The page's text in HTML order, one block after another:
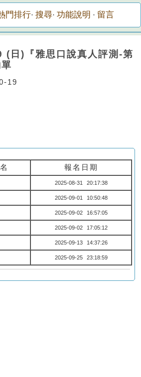
門排行· 搜尋· 功能說明 · 留言
(日)『雅思口說真人評測-第
19
報名日期
2025-08-31 20:17:38
2025-09-01 10:50:48
2025-09-02 16:57:05
2025-09-02 17:05:12
2025-09-13 14:37:26
2025-09-25 23:18:59